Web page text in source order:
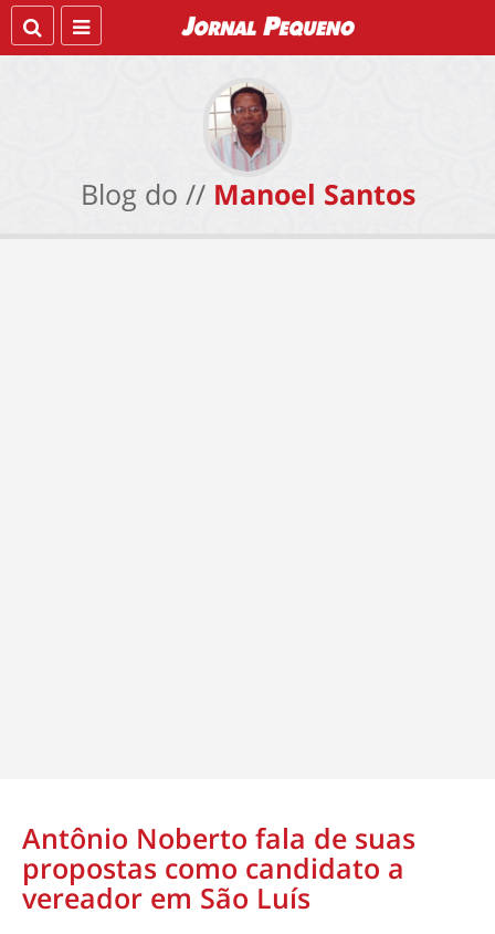
Blog do // Manoel Santos
Antônio Noberto fala de suas
propostas como candidato a
vereador em São Luís